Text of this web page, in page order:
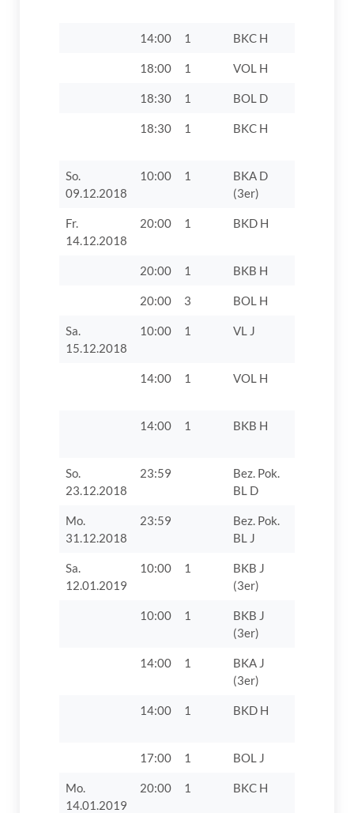
14:00 1 BKC H
18:00 1 VOL H
18:30 1 BOL D
18:30 1 BKC H
So.
09.12.2018
10:00 1
BKA D
(3er)
Fr.
14.12.2018
20:00 1 BKD H
20:00 1 BKB H
20:00 3 BOL H
Sa.
15.12.2018
10:00 1 VL J
14:00 1 VOL H
14:00 1 BKB H
So.
23.12.2018
23:59
Bez. Pok.
BL D
Mo.
31.12.2018
23:59
Bez. Pok.
BL J
Sa.
12.01.2019
10:00 1
BKB J
(3er)
10:00 1
BKB J
(3er)
14:00 1
BKA J
(3er)
14:00 1 BKD H
17:00 1 BOL J
Mo.
14.01.2019
20:00 1 BKC H